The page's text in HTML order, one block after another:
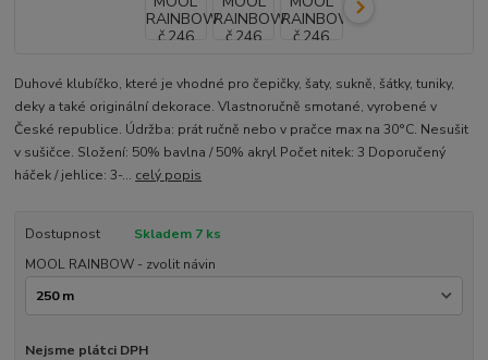
Duhové klubíčko, které je vhodné pro čepičky, šaty, sukně, šátky, tuniky,
deky a také originální dekorace. Vlastnoručně smotané, vyrobené v
České republice. Údržba: prát ručně nebo v pračce max na 30°C. Nesušit
v sušičce. Složení: 50% bavlna / 50% akryl Počet nitek: 3 Doporučený
háček / jehlice: 3-... celý popis
Dostupnost
Skladem 7 ks
MOOL RAINBOW - zvolit návin
Nejsme plátci DPH